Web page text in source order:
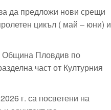
да предложи нови срещи
цикъл ( май – юни) и
Община Пловдив по
част от Културния
г. са посветени на